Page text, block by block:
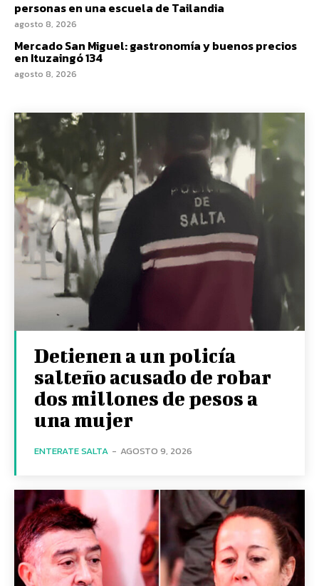
personas en una escuela de Tailandia
agosto 8, 2026
Mercado San Miguel: gastronomía y buenos precios
en Ituzaingó 134
agosto 8, 2026
Detienen a un policía
salteño acusado de robar
dos millones de pesos a
una mujer
ENTERATE SALTA - AGOSTO 9, 2026